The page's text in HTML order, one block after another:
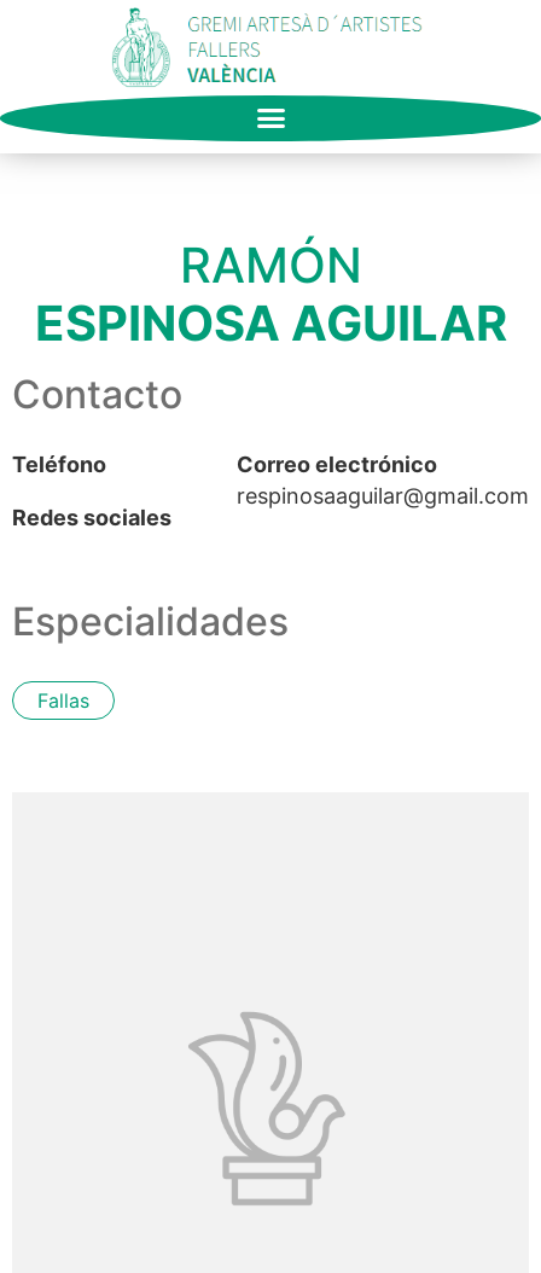
RAMÓN
ESPINOSA AGUILAR
Contacto
Teléfono
Correo electrónico
respinosaaguilar@gmail.com
Redes sociales
Especialidades
Fallas